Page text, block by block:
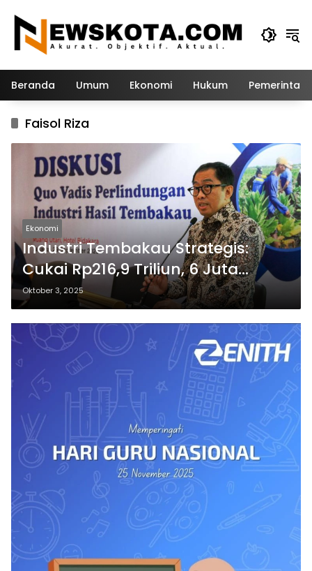
konten
Beranda Umum Ekonomi Hukum
Faisol Riza
Ekonomi
Industri Tembakau Strategis:
Cukai Rp216,9 Triliun, 6 Juta
Pekerja Terlibat.
Oktober 3, 2025